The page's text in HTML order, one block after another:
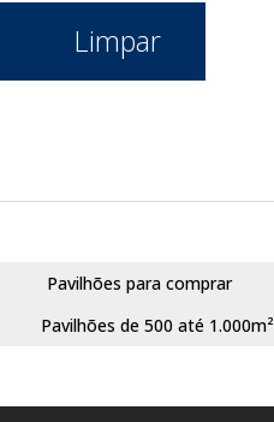
Limpar
Pavilhões para comprar
Pavilhões de 500 até 1.000m²